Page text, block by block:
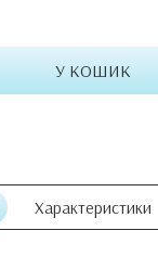
У КОШИК
Характеристики